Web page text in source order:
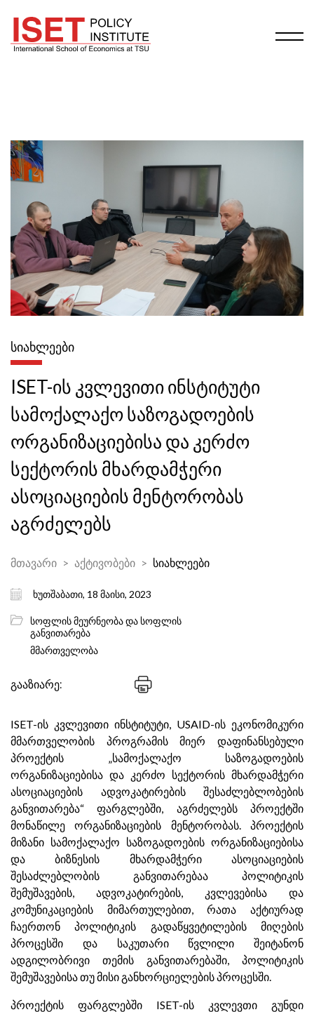
ᲡᲘᲐᲮᲚᲔᲔᲑᲘ
ISET-ის კვლევითი ინსტიტუტი
სამოქალაქო საზოგადოების
ორგანიზაციებისა და კერძო
სექტორის მხარდამჭერი
ასოციაციების მენტორობას
აგრძელებს
მთავარი აქტივობები სიახლეები
ხუთშაბათი, 18 მაისი, 2023
სოფლის მეურნეობა და სოფლის
განვითარება
მმართველობა
გააზიარე:
ISET-ის კვლევითი ინსტიტუტი, USAID-ის ეკონომიკური
მმართველობის პროგრამის მიერ დაფინანსებული
პროექტის „სამოქალაქო საზოგადოების
ორგანიზაციებისა და კერძო სექტორის მხარდამჭერი
ასოციაციების ადვოკატირების შესაძლებლობების
განვითარება“ ფარგლებში, აგრძელებს პროექტში
მონაწილე ორგანიზაციების მენტორობას. პროექტის
მიზანი სამოქალაქო საზოგადოების ორგანიზაციებისა
და ბიზნესის მხარდამჭერი ასოციაციების
შესაძლებლობის განვითარებაა პოლიტიკის
შემუშავების, ადვოკატირების, კვლევებისა და
კომუნიკაციების მიმართულებით, რათა აქტიურად
ჩაერთონ პოლიტიკის გადაწყვეტილების მიღების
პროცესში და საკუთარი წვლილი შეიტანონ
ადგილობრივი თემის განვითარებაში, პოლიტიკის
შემუშავებისა თუ მისი განხორციელების პროცესში.
პროექტის ფარგლებში ISET-ის კვლევთი გუნდი